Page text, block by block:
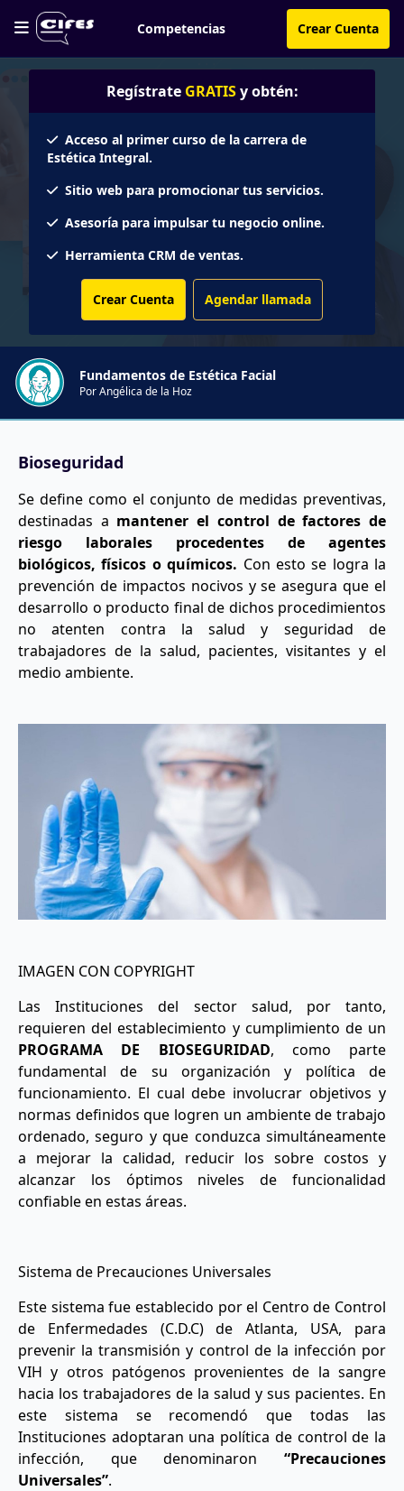
Competencias Crear Cuenta
Regístrate GRATIS y obtén:
Acceso al primer curso de la carrera de
Estética Integral.
Sitio web para promocionar tus servicios.
Asesoría para impulsar tu negocio online.
Herramienta CRM de ventas.
Crear Cuenta Agendar llamada
Fundamentos de Estética Facial
Por Angélica de la Hoz
Bioseguridad
Se define como el conjunto de medidas preventivas,
destinadas a mantener el control de factores de
riesgo laborales procedentes de agentes
biológicos, físicos o químicos. Con esto se logra la
prevención de impactos nocivos y se asegura que el
desarrollo o producto final de dichos procedimientos
no atenten contra la salud y seguridad de
trabajadores de la salud, pacientes, visitantes y el
medio ambiente.
IMAGEN CON COPYRIGHT
Las Instituciones del sector salud, por tanto,
requieren del establecimiento y cumplimiento de un
PROGRAMA DE BIOSEGURIDAD, como parte
fundamental de su organización y política de
funcionamiento. El cual debe involucrar objetivos y
normas definidos que logren un ambiente de trabajo
ordenado, seguro y que conduzca simultáneamente
a mejorar la calidad, reducir los sobre costos y
alcanzar los óptimos niveles de funcionalidad
confiable en estas áreas.
Sistema de Precauciones Universales
Este sistema fue establecido por el Centro de Control
de Enfermedades (C.D.C) de Atlanta, USA, para
prevenir la transmisión y control de la infección por
VIH y otros patógenos provenientes de la sangre
hacia los trabajadores de la salud y sus pacientes. En
este sistema se recomendó que todas las
Instituciones adoptaran una política de control de la
infección, que denominaron “Precauciones
Universales”.